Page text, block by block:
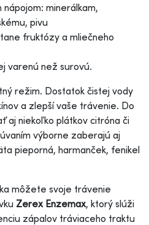
minerálkam,
pivu
fruktózy a mliečneho
varenú než surovú.
režim. Dostatok čistej vody
a zlepší vaše trávenie. Do
aj niekoľko plátkov citróna či
výborne zaberajú aj
pieporná, harmanček, fenikel
môžete svoje trávenie
Zerex Enzemax, ktorý slúži
zápalov tráviaceho traktu